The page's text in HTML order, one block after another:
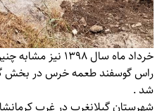
راس گوسفند طعمه خرس در بخش
شد .